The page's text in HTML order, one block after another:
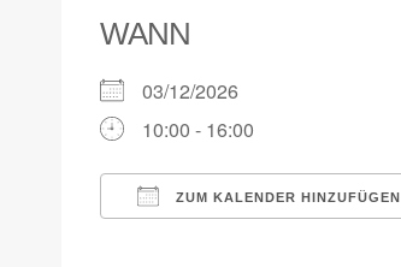
WANN
03/12/2026
10:00 - 16:00
ZUM KALENDER HINZUFÜGEN